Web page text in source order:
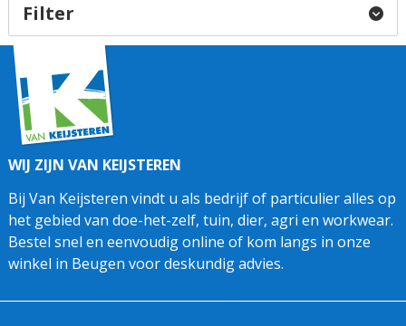
Filter
WIJ ZIJN VAN KEIJSTEREN
Bij Van Keijsteren vindt u als bedrijf of particulier alles op
het gebied van doe-het-zelf, tuin, dier, agri en workwear.
Bestel snel en eenvoudig online of kom langs in onze
winkel in Beugen voor deskundig advies.